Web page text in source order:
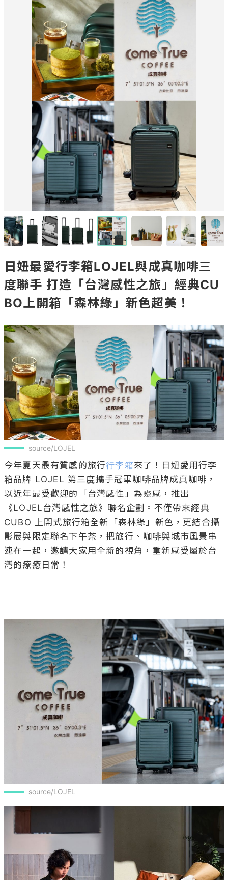
日妞最愛行李箱LOJEL與成真咖啡三
度聯手 打造「台灣感性之旅」經典CU
BO上開箱「森林綠」新色超美！
source/LOJEL
今年夏天最有質感的旅行行李箱來了！日妞愛用行李
箱品牌 LOJEL 第三度攜手冠軍咖啡品牌成真咖啡，
以近年最受歡迎的「台灣感性」為靈感，推出
《LOJEL台灣感性之旅》聯名企劃。不僅帶來經典
CUBO 上開式旅行箱全新「森林綠」新色，更結合攝
影展與限定聯名下午茶，把旅行、咖啡與城市風景串
連在一起，邀請大家用全新的視角，重新感受屬於台
灣的療癒日常！
source/LOJEL